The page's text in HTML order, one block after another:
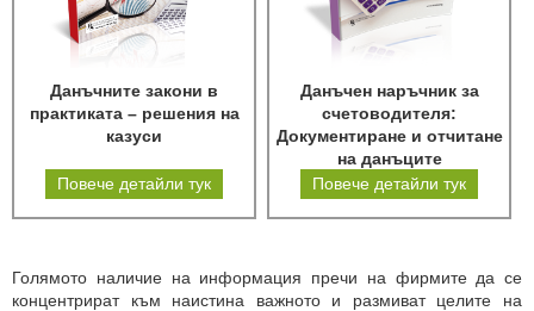
Данъчните закони в
практиката – решения на
казуси
Повече детайли тук
Данъчен наръчник за
счетоводителя:
Документиране и отчитане
на данъците
Повече детайли тук
Голямото наличие на информация пречи на фирмите да се
концентрират към наистина важното и размиват целите на